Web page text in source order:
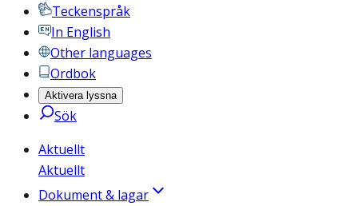
Teckenspråk
In English
Other languages
Ordbok
Aktivera lyssna
Sök
Aktuellt
Aktuellt
Dokument & lagar